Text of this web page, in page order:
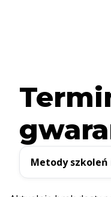
Metody